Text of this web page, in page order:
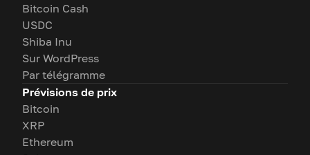
Bitcoin Cash
USDC
Shiba Inu
Sur WordPress
Par télégramme
Prévisions de prix
Bitcoin
XRP
Ethereum